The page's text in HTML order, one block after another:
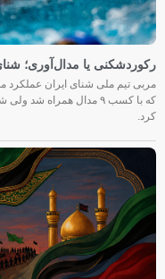
رکوردشکنی یا مدال‌آوری؛
مربی تیم ملی شنای ایران عملکرد
که با کسب ۹ مدال همراه
کرد.